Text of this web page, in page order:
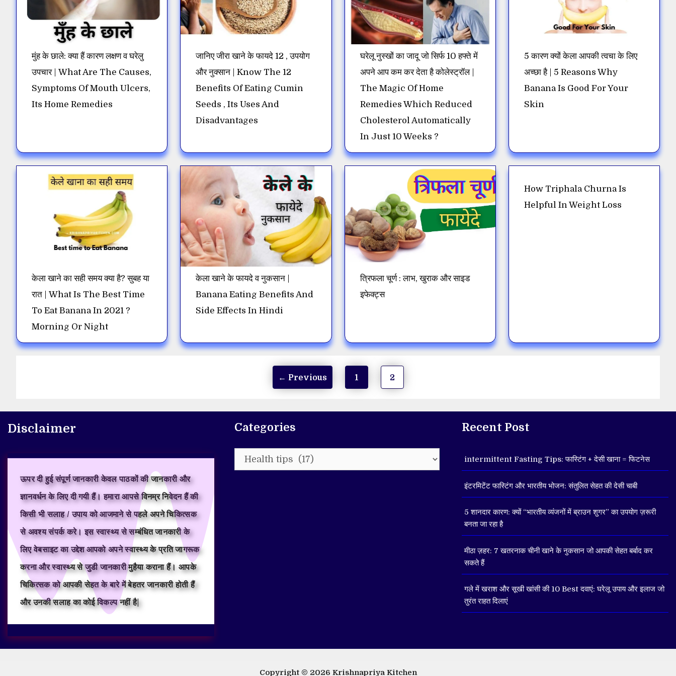
मुंह के छाले: क्या हैं कारण लक्षण व घरेलु
उपचार | What Are The Causes,
Symptoms Of Mouth Ulcers,
Its Home Remedies
जानिए जीरा खाने के फायदे 12 , उपयोग
और नुक्सान | Know The 12
Benefits Of Eating Cumin
Seeds , Its Uses And
Disadvantages
घरेलू नुस्खों का जादू जो सिर्फ 10 हफ्ते में
अपने आप कम कर देता है कोलेस्ट्रॉल |
The Magic Of Home
Remedies Which Reduced
Cholesterol Automatically
In Just 10 Weeks ?
5 कारण क्यों केला आपकी त्वचा के लिए
अच्छा है | 5 Reasons Why
Banana Is Good For Your
Skin
केला खाने का सही समय क्या है? सुबह या
रात | What Is The Best Time
To Eat Banana In 2021 ?
Morning Or Night
केला खाने के फायदे व नुकसान |
Banana Eating Benefits And
Side Effects In Hindi
त्रिफला चूर्ण : लाभ, खुराक और साइड
इफेक्ट्स
How Triphala Churna Is
Helpful In Weight Loss
← Previous Page
1 Page
2
Disclaimer
ऊपर दी हुई संपूर्ण जानकारी केवल पाठकों की जानकारी और
ज्ञानवर्धन के लिए दी गयी हैं। हमारा आपसे विनम्र निवेदन हैं की
किसी भी सलाह / उपाय को आजमाने से पहले अपने चिकित्सक
से अवश्य संपर्क करे। इस स्वास्थ्य से सम्बंधित जानकारी के
लिए वेबसाइट का उद्देश आपको अपने स्वास्थ्य के प्रति जागरूक
करना और स्वास्थ्य से जुडी जानकारी मुहैया कराना हैं। आपके
चिकित्सक को आपकी सेहत के बारे में बेहतर जानकारी होती हैं
और उनकी सलाह का कोई विकल्प नहीं है|
Categories
Categories
Recent Post
intermittent Fasting Tips: फास्टिंग + देसी खाना = फिटनेस
इंटरमिटेंट फास्टिंग और भारतीय भोजन: संतुलित सेहत की देसी चाबी
5 शानदार कारण: क्यों “भारतीय व्यंजनों में ब्राउन शुगर” का उपयोग ज़रूरी
बनता जा रहा है
मीठा ज़हर: 7 खतरनाक चीनी खाने के नुकसान जो आपकी सेहत बर्बाद कर
सकते हैं
गले में खराश और सूखी खांसी की 10 Best दवाएं: घरेलू उपाय और इलाज जो
तुरंत राहत दिलाएं
Copyright © 2026 Krishnapriya Kitchen